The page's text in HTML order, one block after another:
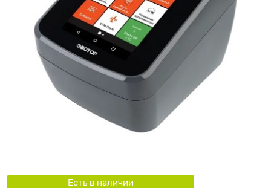
Есть в наличии